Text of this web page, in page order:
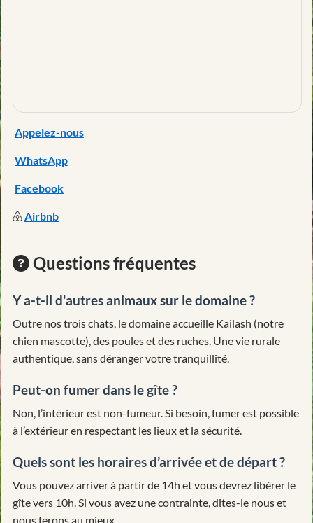
Appelez-nous
WhatsApp
Facebook
Airbnb
Questions fréquentes
Y a-t-il d'autres animaux sur le domaine ?
Outre nos trois chats, le domaine accueille Kailash (notre
chien mascotte), des poules et des ruches. Une vie rurale
authentique, sans déranger votre tranquillité.
Peut-on fumer dans le gîte ?
Non, l’intérieur est non-fumeur. Si besoin, fumer est possible
à l’extérieur en respectant les lieux et la sécurité.
Quels sont les horaires d’arrivée et de départ ?
Vous pouvez arriver à partir de 14h et vous devrez libérer le
gîte vers 10h. Si vous avez une contrainte, dites-le nous et
nous ferons au mieux.